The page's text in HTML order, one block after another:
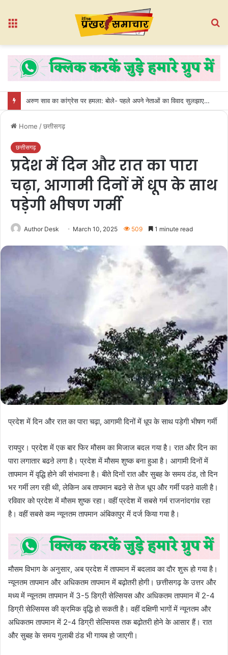
अरुण साव का कांग्रेस पर हमला: बोले- पहले अपने नेताओं का विवाद सुलझाए, फिर प्रशिक्षण की बात करे
Home /छत्तीसगढ़
छत्तीसगढ़
प्रदेश में दिन और रात का पारा
चढ़ा, आगामी दिनों में धूप के साथ
पड़ेगी भीषण गर्मी
Author Desk March 10, 2025 509 1 minute read
प्रदेश में दिन और रात का पारा चढ़ा, आगामी दिनों में धूप के साथ पड़ेगी भीषण गर्मी
रायपुर। प्रदेश में एक बार फिर मौसम का मिजाज बदल गया है। रात और दिन का
पारा लगातार बढऩे लगा है। प्रदेश में मौसम शुष्क बना हुआ है। आगामी दिनों में
तापमान में वृद्धि होने की संभावना है। बीते दिनों रात और सुबह के समय ठंड, तो दिन
भर गर्मी लग रही थी, लेकिन अब तापमान बढऩे से तेज धूप और गर्मी पडऩे वाली है।
रविवार को प्रदेश में मौसम शुष्क रहा। वहीं प्रदेश में सबसे गर्म राजनांदगांव रहा
है। वहीं सबसे कम न्यूनतम तापमान अंबिकापुर में दर्ज किया गया है।
मौसम विभाग के अनुसार, अब प्रदेश में तापमान में बदलाव का दौर शुरू हो गया है।
न्यूनतम तापमान और अधिकतम तापमान में बढ़ोतरी होगी। छत्तीसगढ़ के उत्तर और
मध्य में न्यूनतम तापमान में 3-5 डिग्री सेल्सियस और अधिकतम तापमान में 2-4
डिग्री सेल्सियस की क्रमिक वृद्धि हो सकती है। वहीं दक्षिणी भागों में न्यूनतम और
अधिकतम तापमान में 2-4 डिग्री सेल्सियस तक बढ़ोतरी होने के आसार हैं। रात
और सुबह के समय गुलाबी ठंड भी गायब हो जाएगी।